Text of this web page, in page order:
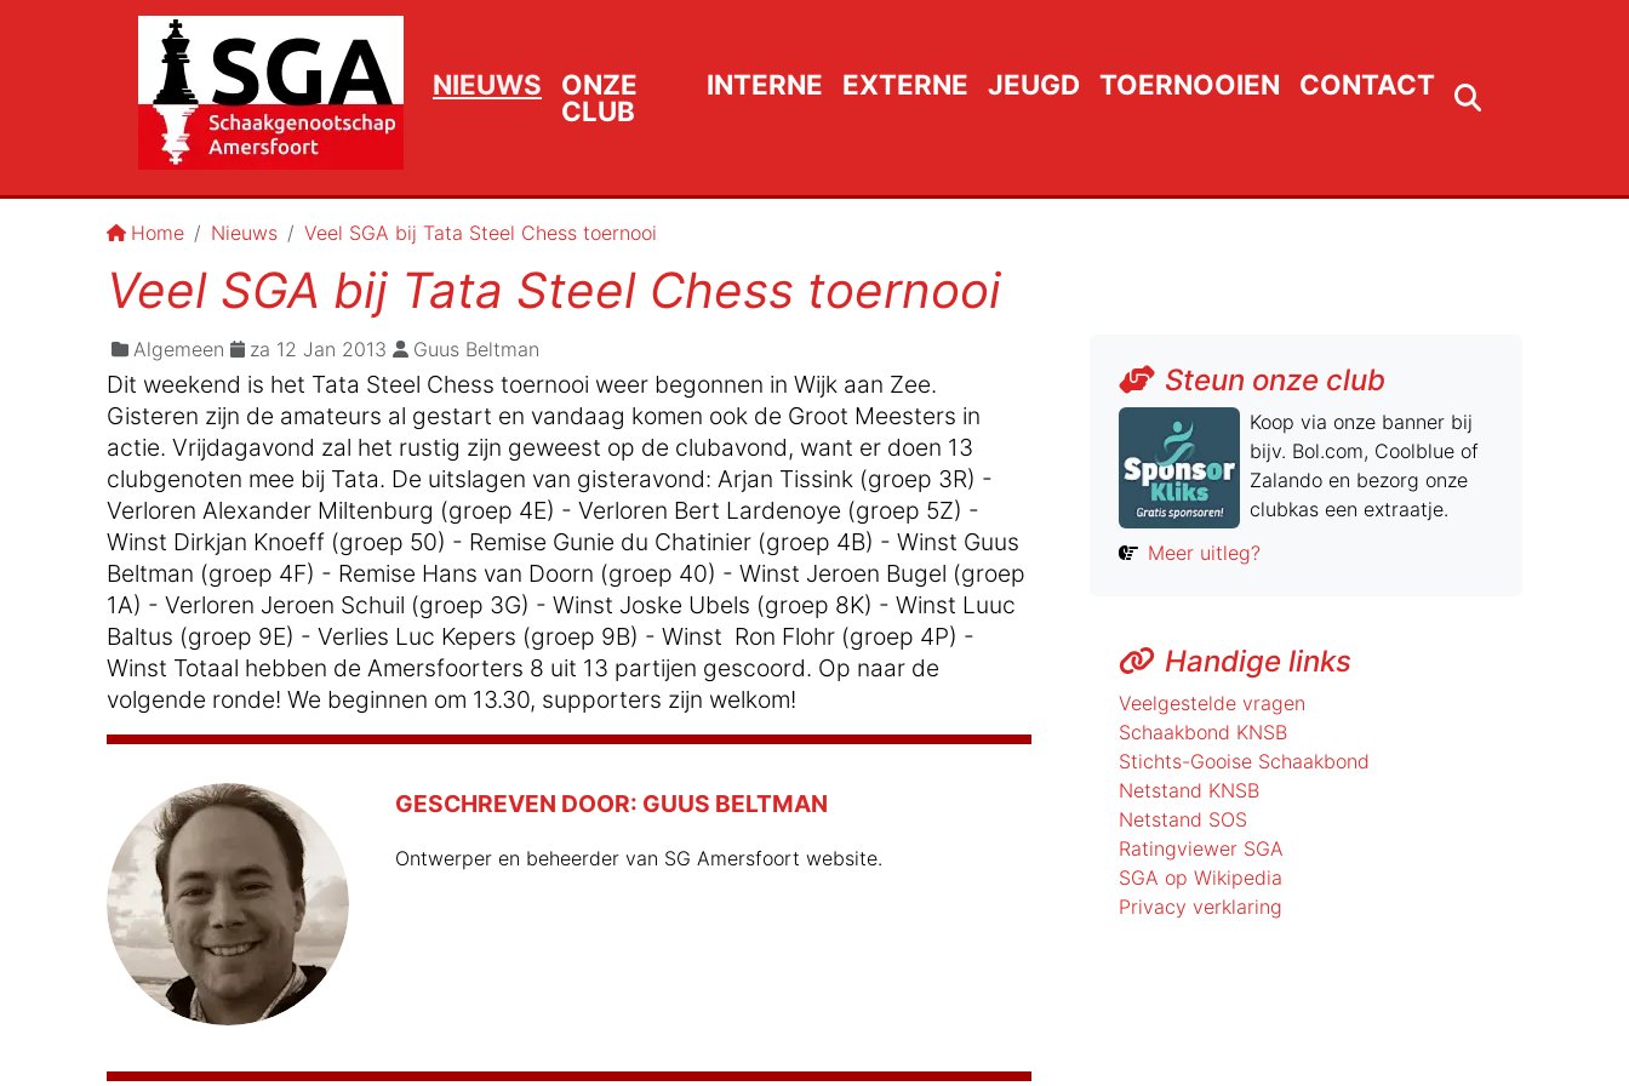
NIEUWS
ONZE
CLUB
INTERNE EXTERNE JEUGD TOERNOOIEN CONTACT
Home Nieuws Veel SGA bij Tata Steel Chess toernooi
Veel SGA bij Tata Steel Chess toernooi
Algemeen za 12 Jan 2013 Guus Beltman
Dit weekend is het Tata Steel Chess toernooi weer begonnen in Wijk aan Zee.
Gisteren zijn de amateurs al gestart en vandaag komen ook de Groot Meesters in
actie. Vrijdagavond zal het rustig zijn geweest op de clubavond, want er doen 13
clubgenoten mee bij Tata. De uitslagen van gisteravond: Arjan Tissink (groep 3R) -
Verloren Alexander Miltenburg (groep 4E) - Verloren Bert Lardenoye (groep 5Z) -
Winst Dirkjan Knoeff (groep 50) - Remise Gunie du Chatinier (groep 4B) - Winst Guus
Beltman (groep 4F) - Remise Hans van Doorn (groep 40) - Winst Jeroen Bugel (groep
1A) - Verloren Jeroen Schuil (groep 3G) - Winst Joske Ubels (groep 8K) - Winst Luuc
Baltus (groep 9E) - Verlies Luc Kepers (groep 9B) - Winst Ron Flohr (groep 4P) -
Winst Totaal hebben de Amersfoorters 8 uit 13 partijen gescoord. Op naar de
volgende ronde! We beginnen om 13.30, supporters zijn welkom!
GESCHREVEN DOOR: GUUS BELTMAN
Ontwerper en beheerder van SG Amersfoort website.
Steun onze club
Koop via onze banner bij
bijv. Bol.com, Coolblue of
Zalando en bezorg onze
clubkas een extraatje.
Meer uitleg?
Handige links
Veelgestelde vragen
Schaakbond KNSB
Stichts-Gooise Schaakbond
Netstand KNSB
Netstand SOS
Ratingviewer SGA
SGA op Wikipedia
Privacy verklaring